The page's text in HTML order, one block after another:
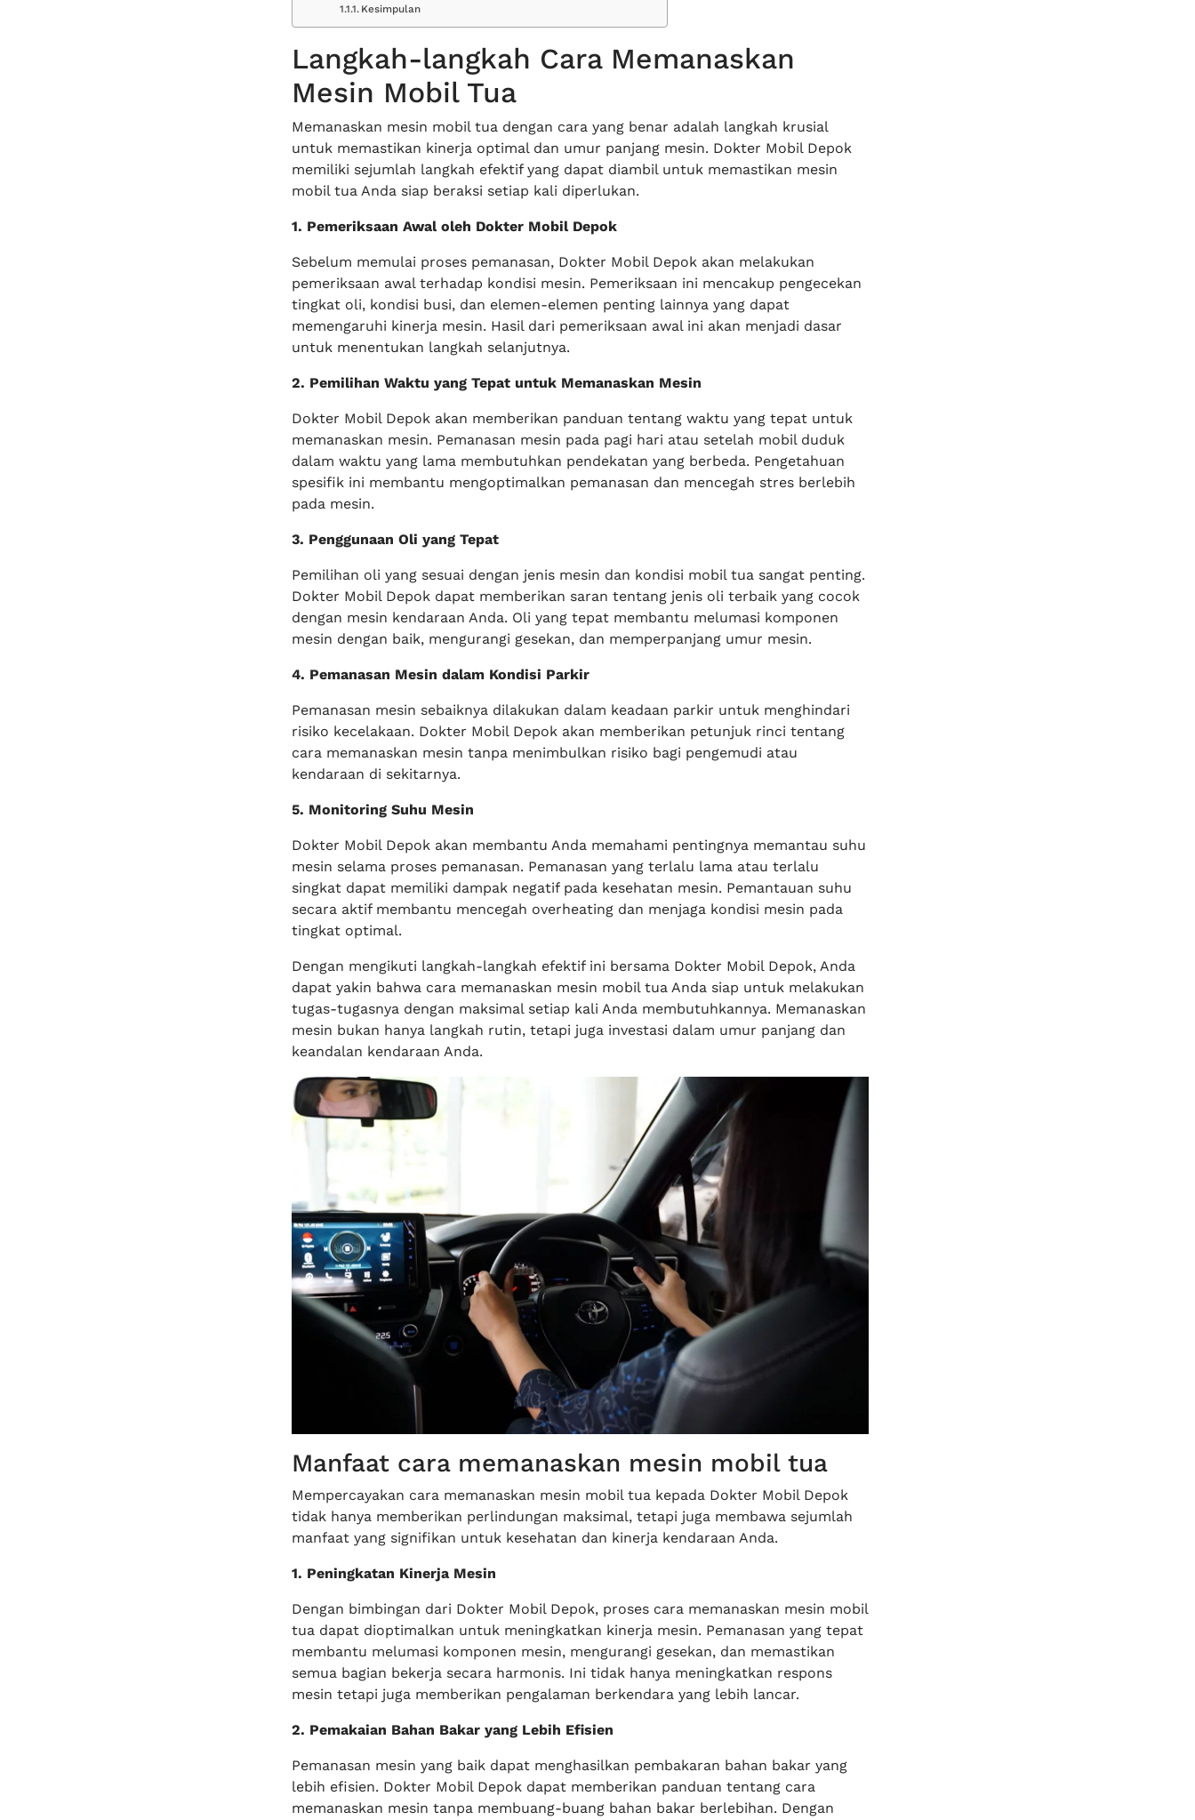
Kesimpulan
Langkah-langkah Cara Memanaskan
Mesin Mobil Tua
Memanaskan mesin mobil tua dengan cara yang benar adalah langkah krusial
untuk memastikan kinerja optimal dan umur panjang mesin. Dokter Mobil Depok
memiliki sejumlah langkah efektif yang dapat diambil untuk memastikan mesin
mobil tua Anda siap beraksi setiap kali diperlukan.
1. Pemeriksaan Awal oleh Dokter Mobil Depok
Sebelum memulai proses pemanasan, Dokter Mobil Depok akan melakukan
pemeriksaan awal terhadap kondisi mesin. Pemeriksaan ini mencakup pengecekan
tingkat oli, kondisi busi, dan elemen-elemen penting lainnya yang dapat
memengaruhi kinerja mesin. Hasil dari pemeriksaan awal ini akan menjadi dasar
untuk menentukan langkah selanjutnya.
2. Pemilihan Waktu yang Tepat untuk Memanaskan Mesin
Dokter Mobil Depok akan memberikan panduan tentang waktu yang tepat untuk
memanaskan mesin. Pemanasan mesin pada pagi hari atau setelah mobil duduk
dalam waktu yang lama membutuhkan pendekatan yang berbeda. Pengetahuan
spesifik ini membantu mengoptimalkan pemanasan dan mencegah stres berlebih
pada mesin.
3. Penggunaan Oli yang Tepat
Pemilihan oli yang sesuai dengan jenis mesin dan kondisi mobil tua sangat penting.
Dokter Mobil Depok dapat memberikan saran tentang jenis oli terbaik yang cocok
dengan mesin kendaraan Anda. Oli yang tepat membantu melumasi komponen
mesin dengan baik, mengurangi gesekan, dan memperpanjang umur mesin.
4. Pemanasan Mesin dalam Kondisi Parkir
Pemanasan mesin sebaiknya dilakukan dalam keadaan parkir untuk menghindari
risiko kecelakaan. Dokter Mobil Depok akan memberikan petunjuk rinci tentang
cara memanaskan mesin tanpa menimbulkan risiko bagi pengemudi atau
kendaraan di sekitarnya.
5. Monitoring Suhu Mesin
Dokter Mobil Depok akan membantu Anda memahami pentingnya memantau suhu
mesin selama proses pemanasan. Pemanasan yang terlalu lama atau terlalu
singkat dapat memiliki dampak negatif pada kesehatan mesin. Pemantauan suhu
secara aktif membantu mencegah overheating dan menjaga kondisi mesin pada
tingkat optimal.
Dengan mengikuti langkah-langkah efektif ini bersama Dokter Mobil Depok, Anda
dapat yakin bahwa cara memanaskan mesin mobil tua Anda siap untuk melakukan
tugas-tugasnya dengan maksimal setiap kali Anda membutuhkannya. Memanaskan
mesin bukan hanya langkah rutin, tetapi juga investasi dalam umur panjang dan
keandalan kendaraan Anda.
Manfaat cara memanaskan mesin mobil tua
Mempercayakan cara memanaskan mesin mobil tua kepada Dokter Mobil Depok
tidak hanya memberikan perlindungan maksimal, tetapi juga membawa sejumlah
manfaat yang signifikan untuk kesehatan dan kinerja kendaraan Anda.
1. Peningkatan Kinerja Mesin
Dengan bimbingan dari Dokter Mobil Depok, proses cara memanaskan mesin mobil
tua dapat dioptimalkan untuk meningkatkan kinerja mesin. Pemanasan yang tepat
membantu melumasi komponen mesin, mengurangi gesekan, dan memastikan
semua bagian bekerja secara harmonis. Ini tidak hanya meningkatkan respons
mesin tetapi juga memberikan pengalaman berkendara yang lebih lancar.
2. Pemakaian Bahan Bakar yang Lebih Efisien
Pemanasan mesin yang baik dapat menghasilkan pembakaran bahan bakar yang
lebih efisien. Dokter Mobil Depok dapat memberikan panduan tentang cara
memanaskan mesin tanpa membuang-buang bahan bakar berlebihan. Dengan